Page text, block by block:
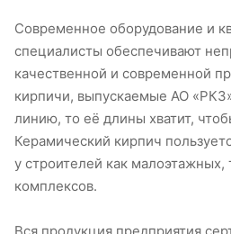
Современное оборудование и
специалисты обеспечивают
качественной и современной
кирпичи, выпускаемые АО
линию, то её длины хватит,
Керамический кирпич
у строителей как
комплексов.